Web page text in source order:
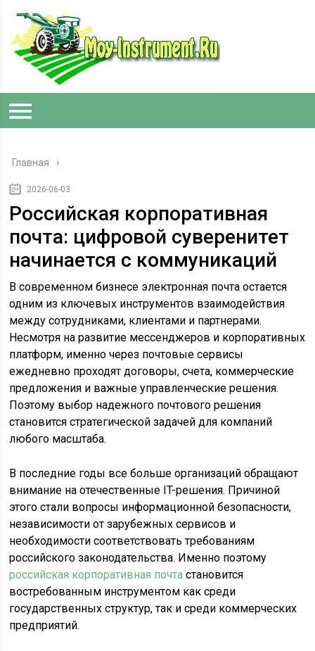
Главная
2026-06-03
Российская корпоративная
почта: цифровой суверенитет
начинается с коммуникаций
В современном бизнесе электронная почта остается
одним из ключевых инструментов взаимодействия
между сотрудниками, клиентами и партнерами.
Несмотря на развитие мессенджеров и корпоративных
платформ, именно через почтовые сервисы
ежедневно проходят договоры, счета, коммерческие
предложения и важные управленческие решения.
Поэтому выбор надежного почтового решения
становится стратегической задачей для компаний
любого масштаба.
В последние годы все больше организаций обращают
внимание на отечественные IT-решения. Причиной
этого стали вопросы информационной безопасности,
независимости от зарубежных сервисов и
необходимости соответствовать требованиям
российского законодательства. Именно поэтому
российская корпоративная почта становится
востребованным инструментом как среди
государственных структур, так и среди коммерческих
предприятий.